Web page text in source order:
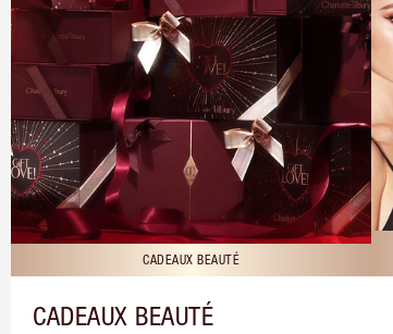
CADEAUX BEAUTÉ
CADEAUX BEAUTÉ